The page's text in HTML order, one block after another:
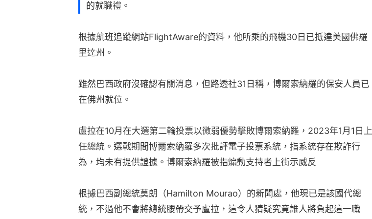
的就職禮。
根據航班追蹤網站FlightAware的資料，他所乘的飛機30日已抵達美國佛羅
里達州。
雖然巴西政府沒確認有關消息，但路透社31日稱，博爾索納羅的保安人員已
在佛州就位。
盧拉在10月在大選第二輪投票以微弱優勢擊敗博爾索納羅，2023年1月1日上
任總統。選戰期間博爾索納羅多次批評電子投票系統，指系統存在欺詐行
為，均未有提供證據。博爾索納羅被指煽動支持者上街示威反
根據巴西副總統莫朗（Hamilton Mourao）的新聞處，他現已是該國代總
統，不過他不會將總統腰帶交予盧拉，這令人猜疑究竟誰人將負起這一職